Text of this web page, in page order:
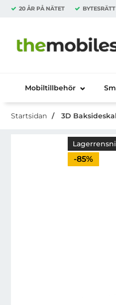
20 ÅR PÅ NÄTET BYTESRÄTT
Mobiltillbehör
Startsidan 3D
Priset är
-85%